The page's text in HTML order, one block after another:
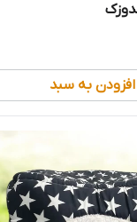
افزودن به سبد